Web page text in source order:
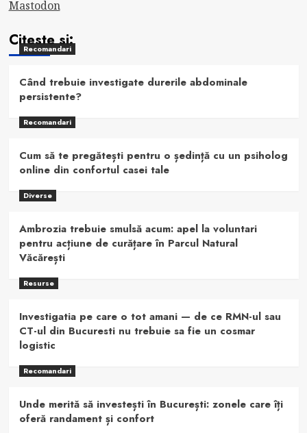
Mastodon
Citeste si:
Recomandari
Când trebuie investigate durerile abdominale
persistente?
Recomandari
Cum să te pregătești pentru o ședință cu un psiholog
online din confortul casei tale
Diverse
Ambrozia trebuie smulsă acum: apel la voluntari
pentru acțiune de curățare în Parcul Natural
Văcărești
Resurse
Investigatia pe care o tot amani — de ce RMN-ul sau
CT-ul din Bucuresti nu trebuie sa fie un cosmar
logistic
Recomandari
Unde merită să investești în București: zonele care îți
oferă randament și confort